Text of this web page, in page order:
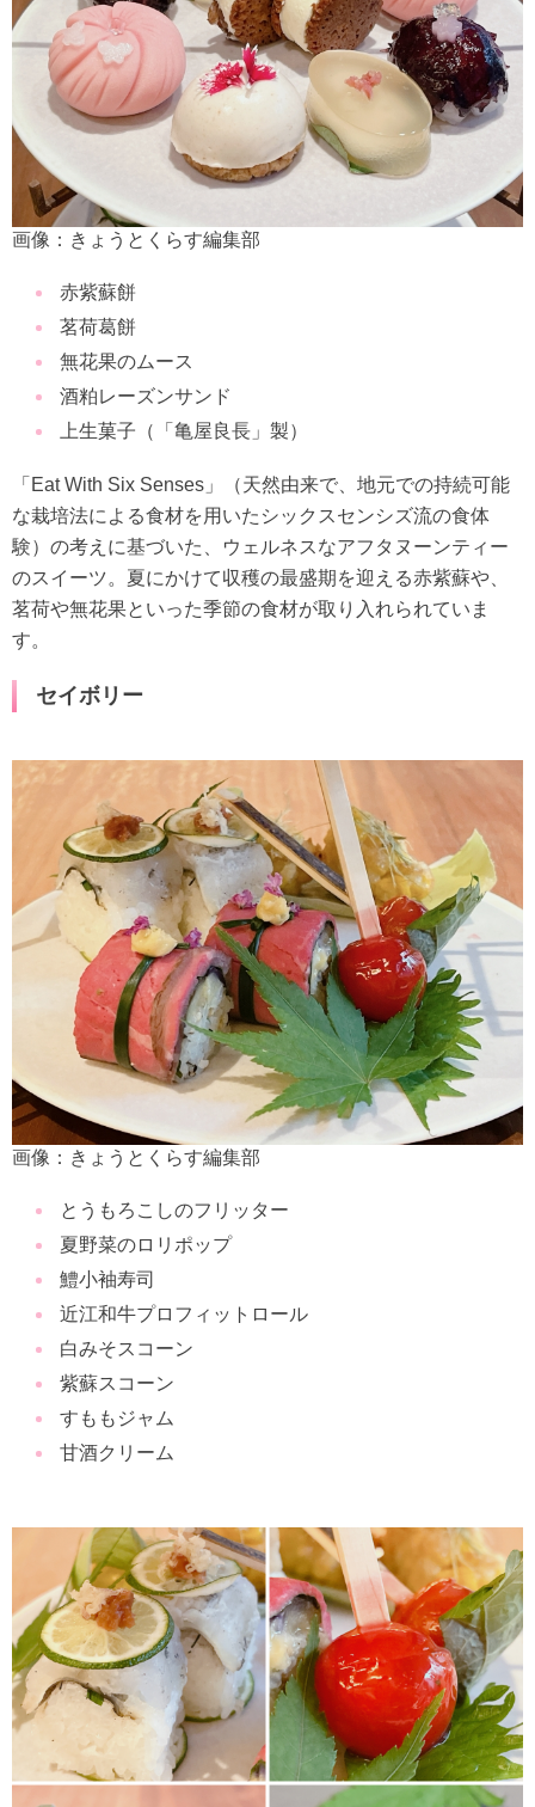
画像：きょうとくらす編集部
赤紫蘇餅
茗荷葛餅
無花果のムース
酒粕レーズンサンド
上生菓子（「亀屋良長」製）
「Eat With Six Senses」（天然由来で、地元での持続可能
な栽培法による食材を用いたシックスセンシズ流の食体
験）の考えに基づいた、ウェルネスなアフタヌーンティー
のスイーツ。夏にかけて収穫の最盛期を迎える赤紫蘇や、
茗荷や無花果といった季節の食材が取り入れられていま
す。
セイボリー
画像：きょうとくらす編集部
とうもろこしのフリッター
夏野菜のロリポップ
鱧小袖寿司
近江和牛プロフィットロール
白みそスコーン
紫蘇スコーン
すももジャム
甘酒クリーム